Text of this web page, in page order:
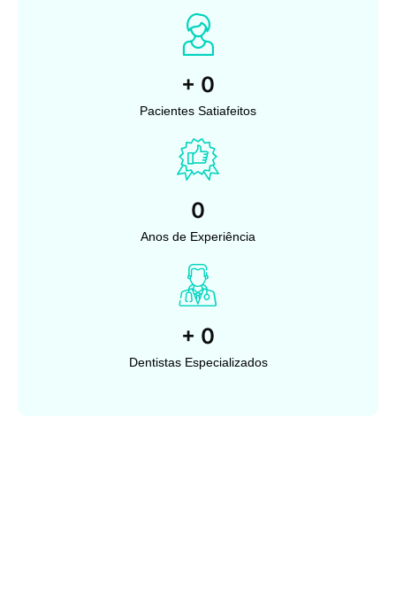
+ 0
Pacientes Satiafeitos
0
Anos de Experiência
+ 0
Dentistas Especializados